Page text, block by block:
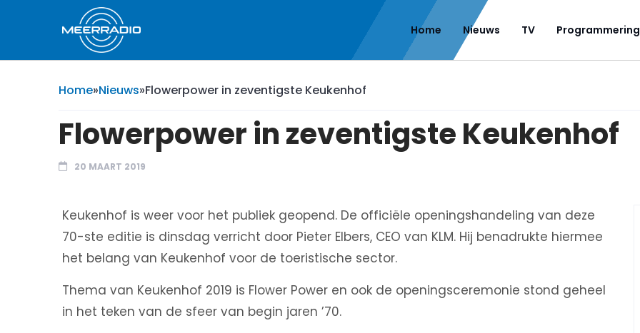
Home Nieuws TV Programmering
Home»Nieuws»Flowerpower in zeventigste Keukenhof
Flowerpower in zeventigste Keukenhof
20 MAART 2019
Keukenhof is weer voor het publiek geopend. De officiële openingshandeling van deze
70-ste editie is dinsdag verricht door Pieter Elbers, CEO van KLM. Hij benadrukte hiermee
het belang van Keukenhof voor de toeristische sector.
Thema van Keukenhof 2019 is Flower Power en ook de openingsceremonie stond geheel
in het teken van de sfeer van begin jaren ’70.